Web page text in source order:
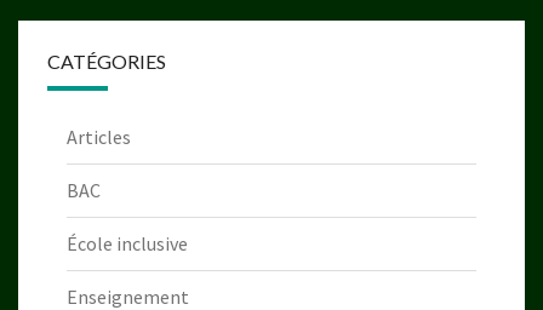
CATÉGORIES
Articles
BAC
École inclusive
Enseignement